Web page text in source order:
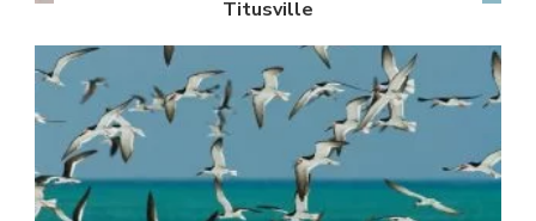
Titusville